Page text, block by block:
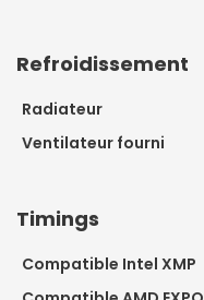
Refroidissement
Radiateur
Ventilateur fourni
Timings
Compatible Intel XMP